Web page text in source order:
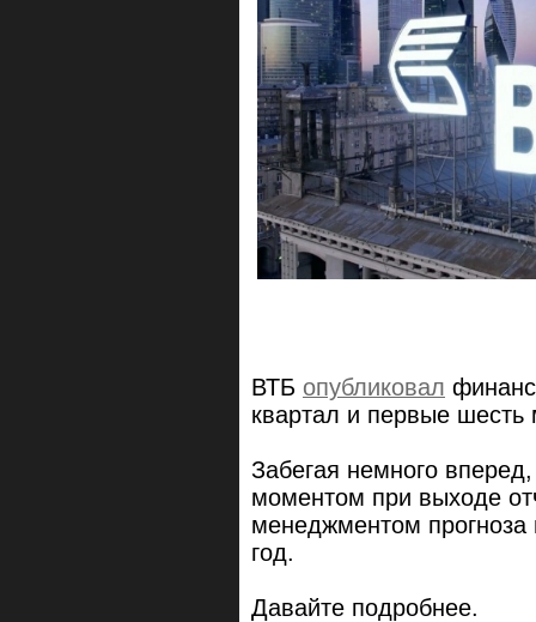
ВТБ опубликовал
квартал и первые шесть
Забегая немного
моментом при выходе
менеджментом прогноза
год.
Давайте подробнее.